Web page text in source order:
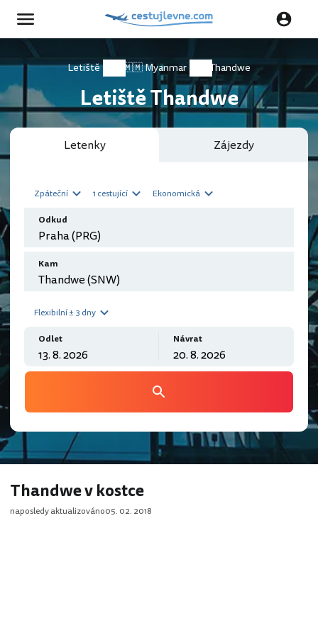
Letiště 🇲🇲 Myanmar Thandwe
Letiště Thandwe
Letenky Zájezdy
Zpáteční 1 cestující Ekonomická
Odkud
Kam
Flexibilní ± 3 dny
Odlet Návrat
Thandwe v kostce
naposledy aktualizováno05. 02. 2018